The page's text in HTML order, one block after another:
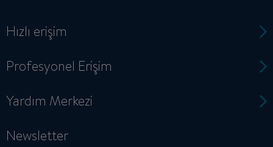
Hızlı erişim
Profesyonel Erişim
Yardım Merkezi
Newsletter